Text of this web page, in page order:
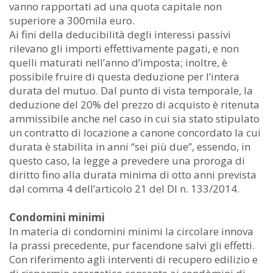
vanno rapportati ad una quota capitale non
superiore a 300mila euro.
Ai fini della deducibilità degli interessi passivi
rilevano gli importi effettivamente pagati, e non
quelli maturati nell’anno d’imposta; inoltre, è
possibile fruire di questa deduzione per l’intera
durata del mutuo. Dal punto di vista temporale, la
deduzione del 20% del prezzo di acquisto è ritenuta
ammissibile anche nel caso in cui sia stato stipulato
un contratto di locazione a canone concordato la cui
durata è stabilita in anni “sei più due”, essendo, in
questo caso, la legge a prevedere una proroga di
diritto fino alla durata minima di otto anni prevista
dal comma 4 dell’articolo 21 del Dl n. 133/2014.
Condomini minimi
In materia di condomini minimi la circolare innova
la prassi precedente, pur facendone salvi gli effetti.
Con riferimento agli interventi di recupero edilizio e